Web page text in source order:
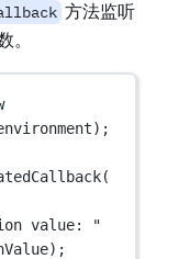
方法监听
。
(
value: "